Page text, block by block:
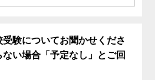
験についてお聞かせくださ
い場合「予定なし」とご回